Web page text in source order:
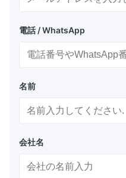
電話 / WhatsApp
名前
会社名